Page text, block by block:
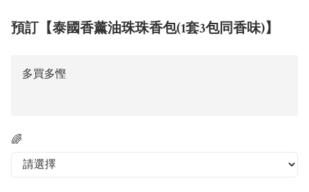
預訂【泰國香薰油珠珠香包(1套3包同香味)】
多買多慳
🌈